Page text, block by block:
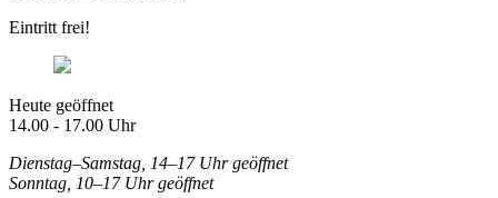
Eintritt frei!
Heute geöffnet
14.00 - 17.00 Uhr
Dienstag–Samstag, 14–17 Uhr geöffnet
Sonntag, 10–17 Uhr geöffnet